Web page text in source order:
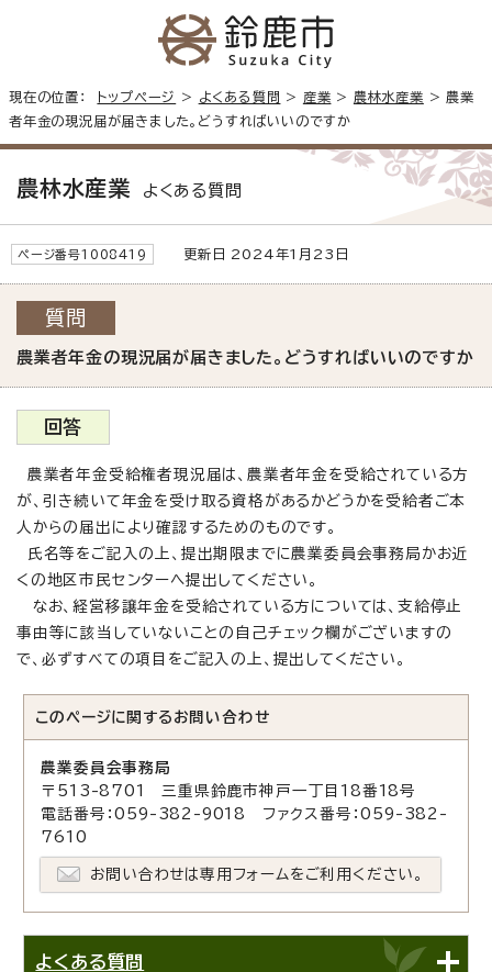
現在の位置： トップページ > よくある質問 > 産業 > 農林水産業 > 農業
者年金の現況届が届きました。どうすればいいのですか
農林水産業 よくある質問
ページ番号1008419 更新日 2024年1月23日
質問
農業者年金の現況届が届きました。どうすればいいのですか
回答
農業者年金受給権者現況届は、農業者年金を受給されている方
が、引き続いて年金を受け取る資格があるかどうかを受給者ご本
人からの届出により確認するためのものです。
氏名等をご記入の上、提出期限までに農業委員会事務局かお近
くの地区市民センターへ提出してください。
なお、経営移譲年金を受給されている方については、支給停止
事由等に該当していないことの自己チェック欄がございますの
で、必ずすべての項目をご記入の上、提出してください。
このページに関する お問い合わせ
農業委員会事務局
〒513-8701 三重県鈴鹿市神戸一丁目18番18号
電話番号：059-382-9018 ファクス番号：059-382-
7610
お問い合わせは専用フォームをご利用ください。
よくある質問